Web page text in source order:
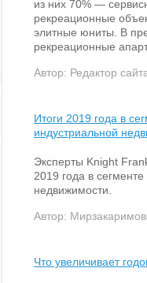
из них 70% —
рекреационные
элитные юниты. В
рекреационные
Автор: Редактор
Итоги 2019 года в
индустриальной
Эксперты Knight
2019 года в
недвижимости.
Автор:
Что увеличивает